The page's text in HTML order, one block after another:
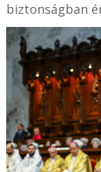
biztonságban